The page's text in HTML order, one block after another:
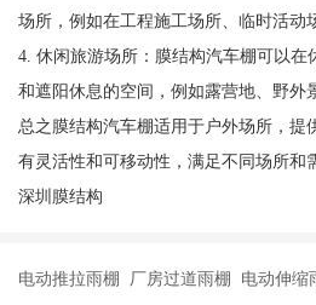
场所，例如在工程施工场所、临时活动
4. 休闲旅游场所：膜结构汽车棚可以在
和遮阳休息的空间，例如露营地、野外
总之膜结构汽车棚适用于户外场所，提
有灵活性和可移动性，满足不同场所和
深圳膜结构
电动推拉雨棚 厂房过道雨棚 电动伸